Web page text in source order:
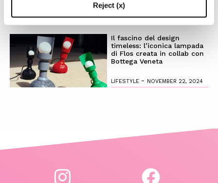
Reject (x)
FASHION
Il fascino del design
timeless: l’iconica lampada
di Flos creata in collab con
Bottega Veneta
LIFESTYLE - NOVEMBER 22, 2024